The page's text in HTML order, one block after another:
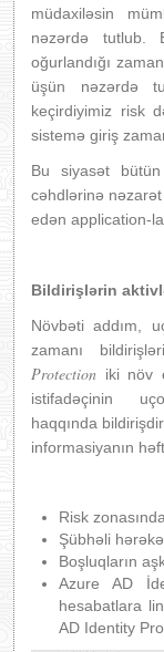
müdaxiləsin
nəzərdə tutlub.
oğurlandığı
üşün nəzərdə
keçirdiyimiz risk
sistemə giriş
Bu siyasət
cəhdlərinə
edən application-
Bildirişlərin aktivl
Növbəti addım,
zamanı
Protection iki növ
istifadəçinin
haqqında
informasiyanın
Risk
Şübhəli
Boşluqların
Azure AD
hesabatlara
AD Identity